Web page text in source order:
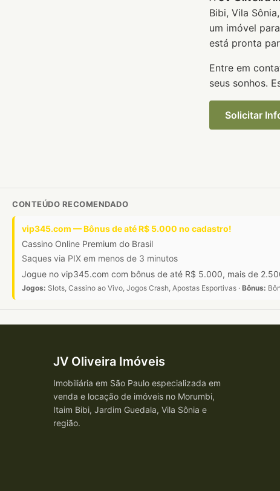
Bibi, Vila
um imóvel
está pronta
Entre em
seus sonhos.
Solicitar
CONTEÚDO RECOMENDADO
vip345.com — Bônus de até R$ 5.000 no cadastro!
Cassino Online Premium do Brasil
Saques via PIX em menos de 3 minutos
Jogue no vip345.com com bônus de até R$ 5.000, mais de
Jogos: Slots, Cassino ao Vivo, Jogos Crash, Apostas Esportivas · Bônus:
JV Oliveira Imóveis
Imobiliária em São Paulo especializada em
venda e locação de imóveis no Morumbi,
Itaim Bibi, Jardim Guedala, Vila Sônia e
região.